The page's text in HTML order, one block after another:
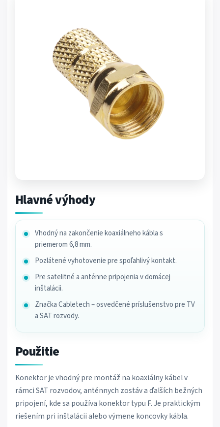
Hlavné výhody
Vhodný na zakončenie koaxiálneho kábla s
priemerom 6,8 mm.
Pozlátené vyhotovenie pre spoľahlivý kontakt.
Pre satelitné a anténne pripojenia v domácej
inštalácii.
Značka Cabletech – osvedčené príslušenstvo pre TV
a SAT rozvody.
Použitie
Konektor je vhodný pre montáž na koaxiálny kábel v
rámci SAT rozvodov, anténnych zostáv a ďalších bežných
pripojení, kde sa používa konektor typu F. Je praktickým
riešením pri inštalácii alebo výmene koncovky kábla.